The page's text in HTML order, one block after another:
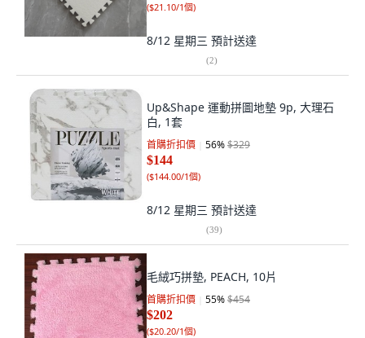
($21.10/1個)
8/12 星期三 預計送達
(2)
Up&Shape 運動拼圖地墊 9p, 大理石
白, 1套
首購折扣價 56%$329
$144
($144.00/1個)
8/12 星期三 預計送達
(39)
毛絨巧拼墊, PEACH, 10片
首購折扣價 55%$454
$202
($20.20/1個)